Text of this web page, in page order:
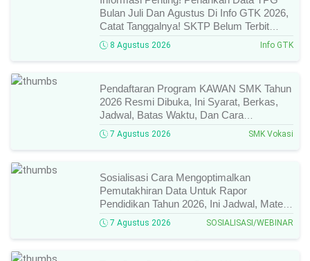
Bulan Juli Dan Agustus Di Info GTK 2026,
Catat Tanggalnya! SKTP Belum Terbit
Januari–Juni, Ini Prosesnya!
8 Agustus 2026 Info GTK
Pendaftaran Program KAWAN SMK Tahun
2026 Resmi Dibuka, Ini Syarat, Berkas,
Jadwal, Batas Waktu, Dan Cara
Pendaftarannya!
7 Agustus 2026 SMK Vokasi
Sosialisasi Cara Mengoptimalkan
Pemutakhiran Data Untuk Rapor
Pendidikan Tahun 2026, Ini Jadwal, Materi,
Narasumber, Dan Link Mengikutinya!
7 Agustus 2026 SOSIALISASI/WEBINAR